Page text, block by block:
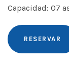
Capacidad: 07
RESERVAR